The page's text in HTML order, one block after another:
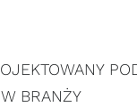
BRANŻY